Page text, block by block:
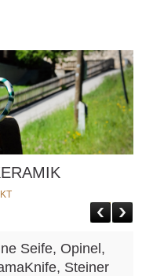
Seife, Opinel,
Steiner